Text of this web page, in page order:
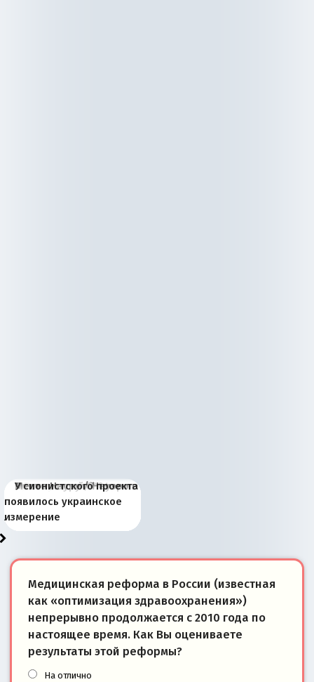
Киевская марионетка
Запада рассказала о
«переобувании» хозяев
В России назрели
перемены: 15 шагов к
суверенной экономике
Миграционный пожар
Европы
Россия начинает
сбрасывать балласт
Анкориджа
Россия зимой 1904
года: первые уступки во
внутренней политике
Русская нация вчера и
сегодня
Почему правый крах в
Варшаве не поможет её
отношениям с Россией?
Место Науру / Науэро в
современной истории
Южной Осетии
У сионистского проекта
появилось украинское
измерение
Медицинская реформа в России (известная
как «оптимизация здравоохранения»)
непрерывно продолжается с 2010 года по
настоящее время. Как Вы оцениваете
результаты этой реформы?
На отлично